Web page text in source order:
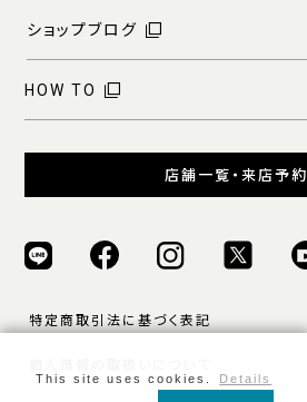
ショップブログ
HOW TO
店舗一覧・来店予約
特定商取引法に基づく表記
This site uses cookies. Details